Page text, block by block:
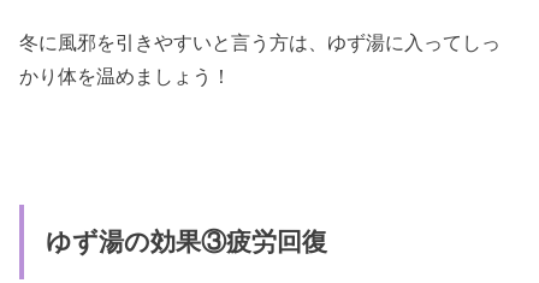
冬に風邪を引きやすいと言う方は、ゆず湯に入ってしっ
かり体を温めましょう！
ゆず湯の効果③疲労回復